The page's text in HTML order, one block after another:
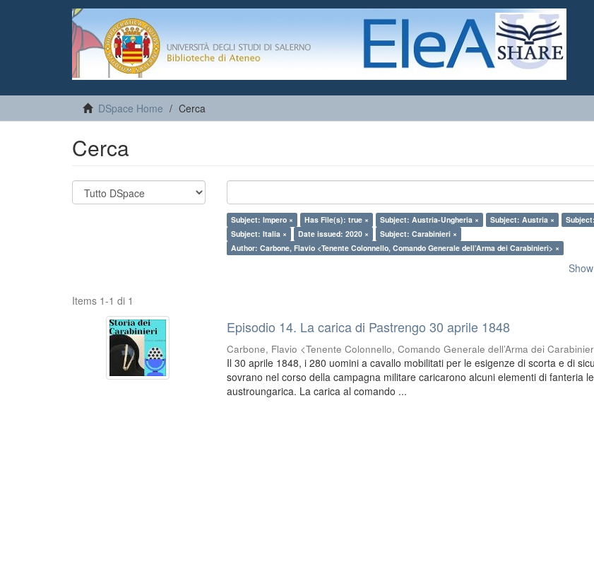
DSpace Home Cerca
Cerca
Subject: Impero × Has File(s): true × Subject: Austria-Ungheria × Subject: Austria ×
Subject: Italia ×
Date issued: 2020 ×
Subject: Carabinieri ×
Author: Carbone, Flavio <Tenente Colonnello, Comando Generale dell’Arma dei Carabinieri> ×
Items 1-1 di 1
Episodio 14. La carica di Pastrengo 30 aprile 1848
Carbone, Flavio <Tenente Colonnello, Comando Generale dell’Arma dei
Il 30 aprile 1848, i 280 uomini a cavallo mobilitati per le esigenze di scorta e di
sovrano nel corso della campagna militare caricarono alcuni elementi di fanteria
austroungarica. La carica al comando ...